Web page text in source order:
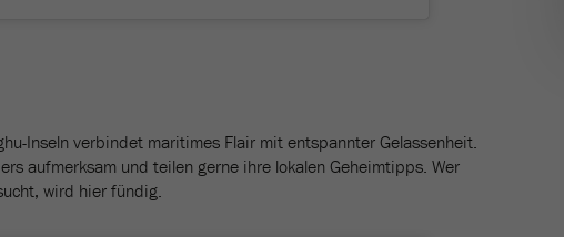
Inseln verbindet maritimes Flair mit entspannter Gelassenheit.
aufmerksam und teilen gerne ihre lokalen Geheimtipps. Wer
wird hier fündig.